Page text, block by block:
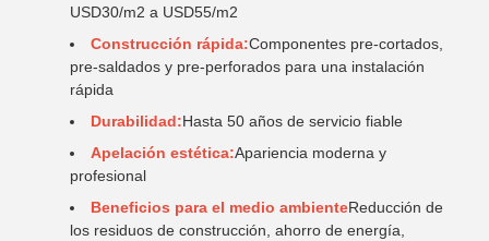
USD30/m2 a USD55/m2
Construcción rápida:Componentes pre-cortados,
pre-saldados y pre-perforados para una instalación
rápida
Durabilidad:Hasta 50 años de servicio fiable
Apelación estética:Apariencia moderna y
profesional
Beneficios para el medio ambienteReducción de
los residuos de construcción, ahorro de energía,